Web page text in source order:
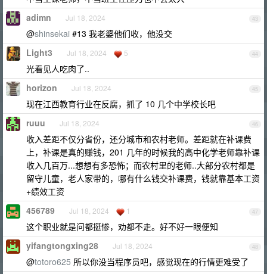
43
adimn Jul 18, 2024
@shinsekai #13 我老婆他们收，他没交
44
Light3 Jul 18, 2024 5
光看见人吃肉了..
45
horizon Jul 18, 2024
现在江西教育行业在反腐，抓了 10 几个中学校长吧
46
ruuu Jul 18, 2024
收入差距不仅分省份，还分城市和农村老师。差距就在补课费
上，补课是真的赚钱，201 几年的时候我的高中化学老师靠补课
收入几百万...想想有多恐怖；而农村里的老师..大部分农村都是
留守儿童，老人家带的，哪有什么钱交补课费，钱就靠基本工资
+绩效工资
47
456789 Jul 18, 2024 1
这个职业就是问都挺惨，劝都不走。好不好一眼便知
48
yifangtongxing28 Jul 18, 2024
@totoro625 所以你没当程序员吧，感觉现在的行情更难受了